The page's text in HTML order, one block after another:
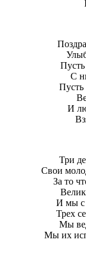
Пусть
С
Пусть
И
Три
Свои
За то
И мы с
Трех
Мы
Мы их